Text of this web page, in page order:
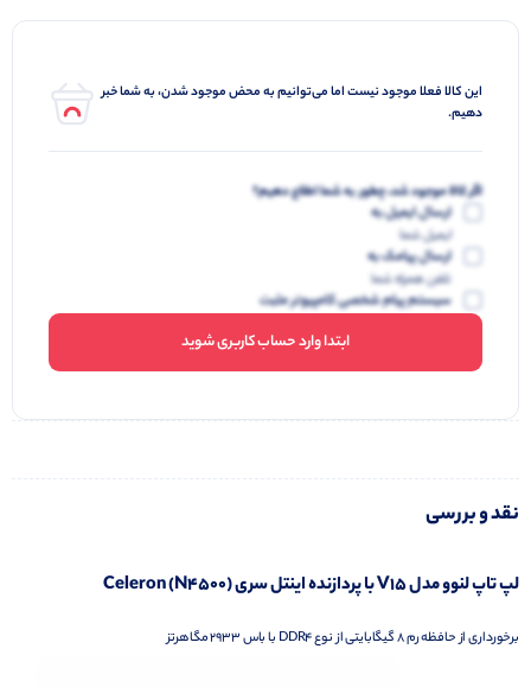
ظرفیت حافظه داخلی :512 گیگ
این کالا فعلا موجود نیست اما می‌توانیم به محض موجود شدن، به شما خبر
دهیم.
اگر کالا موجود شد، چطور به شما اطلاع دهیم؟
ارسال ایمیل به
ایمیل شما
ارسال پیامک به
تلفن همراه شما
سیستم پیام شخصی کامپیوتر مثبت
ابتدا وارد حساب کاربری شوید
نقد و بررسی
لپ تاپ لنوو مدل V15 با پردازنده اینتل سری Celeron (N4500)
برخورداری از حافظه رم 8 گیگابایتی از نوع DDR4 با باس 2933 مگاهرتز